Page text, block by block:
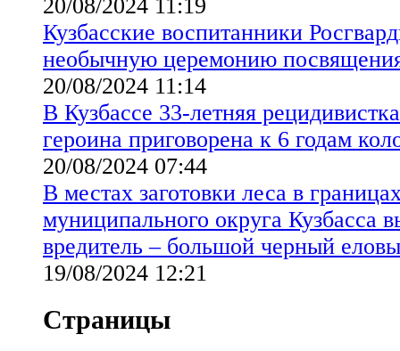
20/08/2024 11:19
Кузбасские воспитанники
необычную церемонию
20/08/2024 11:14
В Кузбассе 33-летняя
героина приговорена к 6 годам
20/08/2024 07:44
В местах заготовки леса в
муниципального округа Кузбасса
вредитель – большой черный
19/08/2024 12:21
Страницы